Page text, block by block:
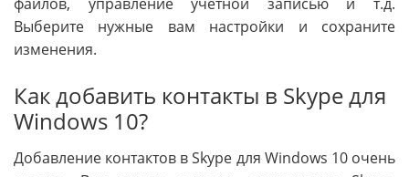
Выберите нужные вам настройки и сохраните
изменения.
Как добавить контакты в Skype для
Windows 10?
Добавление контактов в Skype для Windows 10 очень